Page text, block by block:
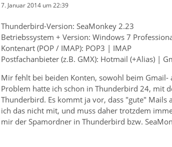
7. Januar 2014 um 22:39
Thunderbird-Version: SeaMonkey 2.23
Betriebssystem + Version: Windows 7
Kontenart (POP / IMAP): POP3 | IMAP
Postfachanbieter (z.B. GMX): Hotmail (+Alias) |
Mir fehlt bei beiden Konten, sowohl beim
Problem hatte ich schon in Thunderbird 24, mit
Thunderbird. Es kommt ja vor, dass "gute"
ich das nicht mit, und muss daher trotzdem
mir der Spamordner in Thunderbird bzw.